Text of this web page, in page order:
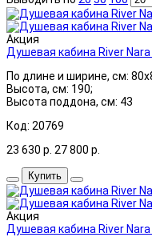
Акция
Душевая кабина River
По длине и ширине, см:
Высота, см: 190;
Высота поддона, см: 43
Код: 20769
23 630 р. 27 800 р.
Купить
Акция
Душевая кабина River